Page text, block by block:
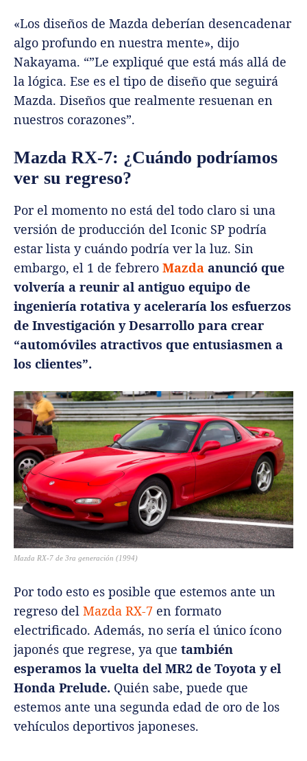
«Los diseños de Mazda deberían desencadenar
algo profundo en nuestra mente», dijo
Nakayama. “”Le expliqué que está más allá de
la lógica. Ese es el tipo de diseño que seguirá
Mazda. Diseños que realmente resuenan en
nuestros corazones”.
Mazda RX-7: ¿Cuándo podríamos
ver su regreso?
Por el momento no está del todo claro si una
versión de producción del Iconic SP podría
estar lista y cuándo podría ver la luz. Sin
embargo, el 1 de febrero Mazda anunció que
volvería a reunir al antiguo equipo de
ingeniería rotativa y aceleraría los esfuerzos
de Investigación y Desarrollo para crear
“automóviles atractivos que entusiasmen a
los clientes”.
Mazda RX-7 de 3ra generación (1994)
Por todo esto es posible que estemos ante un
regreso del Mazda RX-7 en formato
electrificado. Además, no sería el único ícono
japonés que regrese, ya que también
esperamos la vuelta del MR2 de Toyota y el
Honda Prelude. Quién sabe, puede que
estemos ante una segunda edad de oro de los
vehículos deportivos japoneses.